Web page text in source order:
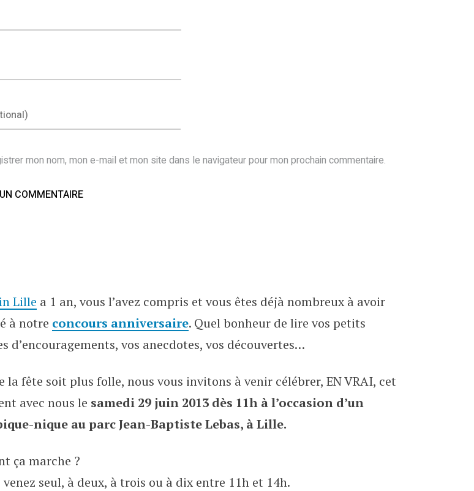
mon nom, mon e-mail et mon site dans le navigateur pour mon prochain commentaire.
souffler notre 1ere bougie le 29 juin !
Lille a 1 an, vous l’avez compris et vous êtes déjà nombreux à avoir
à notre concours anniversaire. Quel bonheur de lire vos petits
d’encouragements, vos anecdotes, vos découvertes…
la fête soit plus folle, nous vous invitons à venir célébrer, EN VRAI, cet
avec nous le samedi 29 juin 2013 dès 11h à l’occasion d’un
nique au parc Jean-Baptiste Lebas, à Lille.
ça marche ?
venez seul, à deux, à trois ou à dix entre 11h et 14h.